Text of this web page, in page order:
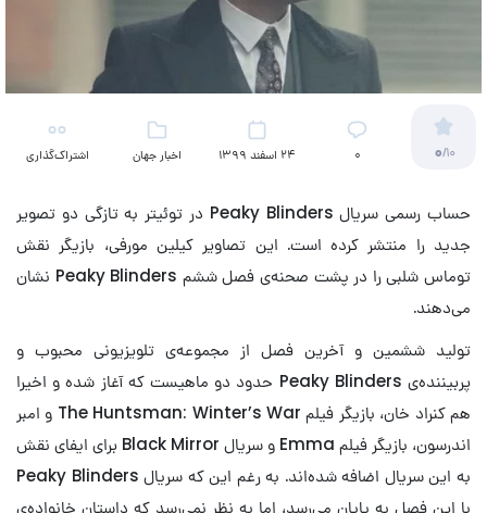
0/10 ۰ 24 اسفند 1399
اخبار جهان
اشتراک‌گذاری
حساب رسمی سریال Peaky Blinders در توئیتر به تازگی دو تصویر
جدید را منتشر کرده است. این تصاویر کیلین مورفی، بازیگر نقش
توماس شلبی را در پشت صحنه‌ی فصل ششم Peaky Blinders نشان
می‌دهند.
تولید ششمین و آخرین فصل از مجموعه‌ی تلویزیونی محبوب و
پربیننده‌ی Peaky Blinders حدود دو ماهیست که آغاز شده و اخیرا
هم کنراد خان، بازیگر فیلم The Huntsman: Winter’s War و امبر
اندرسون، بازیگر فیلم Emma و سریال Black Mirror برای ایفای نقش
به این سریال اضافه شده‌اند. به رغم این که سریال Peaky Blinders
با این فصل به پایان می‌رسد، اما به نظر نمی‌رسد که داستان خانواده‌ی